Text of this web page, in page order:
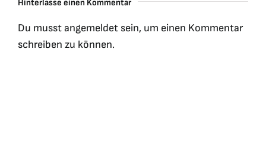
Hinterlasse einen Kommentar
Du musstangemeldet sein, um einen Kommentar
schreiben zu können.